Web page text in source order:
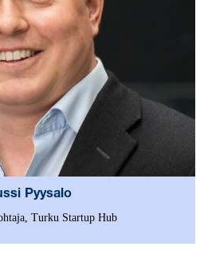
Pyysalo
Turku Startup Hub